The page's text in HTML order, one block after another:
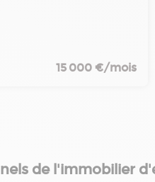
superficie totale
et une parcelle de
places de parking. Atout
5 minutes de Cergy,
15 000 €/mois
de l'immobilier